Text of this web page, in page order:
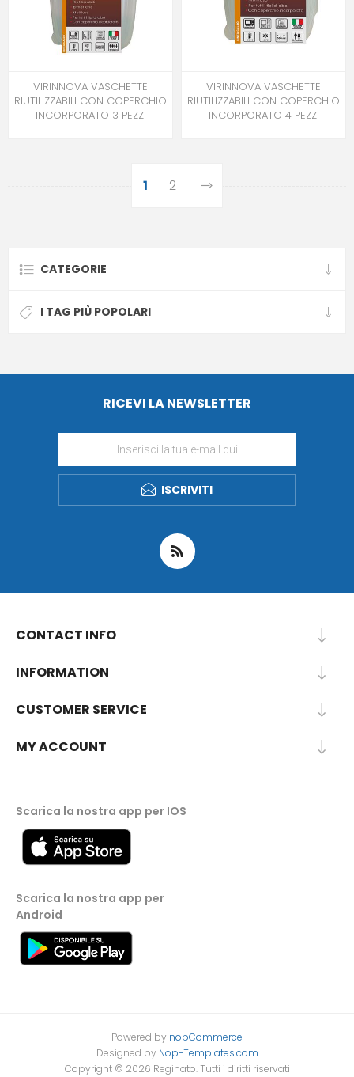
VIRINNOVA VASCHETTE
RIUTILIZZABILI CON COPERCHIO
INCORPORATO 3 PEZZI
VIRINNOVA VASCHETTE
RIUTILIZZABILI CON COPERCHIO
INCORPORATO 4 PEZZI
1 2
CATEGORIE
I TAG PIÙ POPOLARI
RICEVI LA NEWSLETTER
ISCRIVITI
CONTACT INFO
INFORMATION
CUSTOMER SERVICE
MY ACCOUNT
Scarica la nostra app per IOS
Scarica la nostra app per
Android
Powered by nopCommerce
Designed by Nop-Templates.com
Copyright © 2026 Reginato. Tutti i diritti riservati